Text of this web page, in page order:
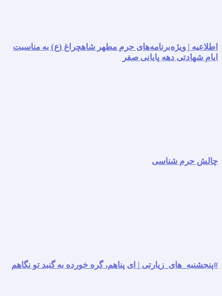
اطلاعیه | ویژه‌برنامه‌های حرم مطهر شاهچراغ (ع) به مناسبت
ایام شهادتی دهه پایانی صفر
چالش حرم شناسی
#پنجشنبه_های_زیارتی | ای پناهم، گره خورده به گنبد تو نگاهم